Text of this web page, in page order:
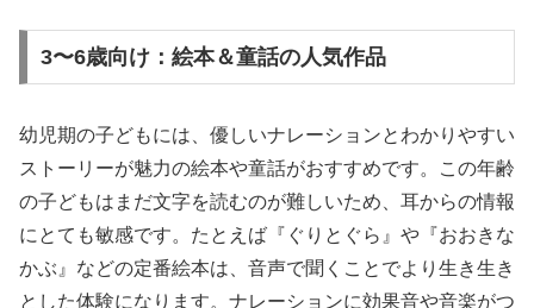
3〜6歳向け：絵本＆童話の人気作品
幼児期の子どもには、優しいナレーションとわかりやすい
ストーリーが魅力の絵本や童話がおすすめです。この年齢
の子どもはまだ文字を読むのが難しいため、耳からの情報
にとても敏感です。たとえば『ぐりとぐら』や『おおきな
かぶ』などの定番絵本は、音声で聞くことでより生き生き
とした体験になります。ナレーションに効果音や音楽がつ